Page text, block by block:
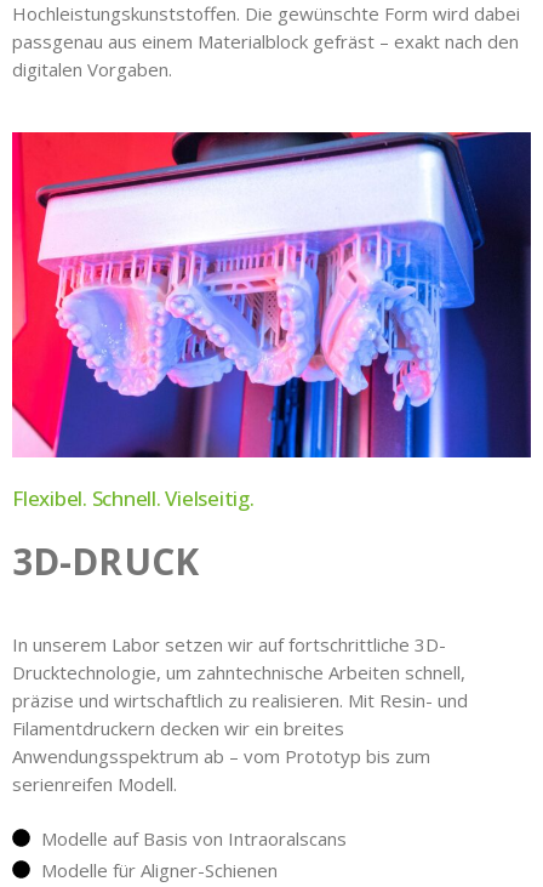
Hochleistungskunststoffen. Die gewünschte Form wird dabei
passgenau aus einem Materialblock gefräst – exakt nach den
digitalen Vorgaben.
Flexibel. Schnell. Vielseitig.
3D-DRUCK
In unserem Labor setzen wir auf fortschrittliche 3D-
Drucktechnologie, um zahntechnische Arbeiten schnell,
präzise und wirtschaftlich zu realisieren. Mit Resin- und
Filamentdruckern decken wir ein breites
Anwendungsspektrum ab – vom Prototyp bis zum
serienreifen Modell.
Modelle auf Basis von Intraoralscans
Modelle für Aligner-Schienen